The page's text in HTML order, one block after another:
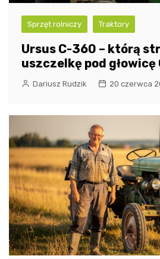
Sprzęt rolniczy Traktory
Ursus C-360 – którą
uszczelkę pod głowicę
Dariusz Rudzik 20 czerwca